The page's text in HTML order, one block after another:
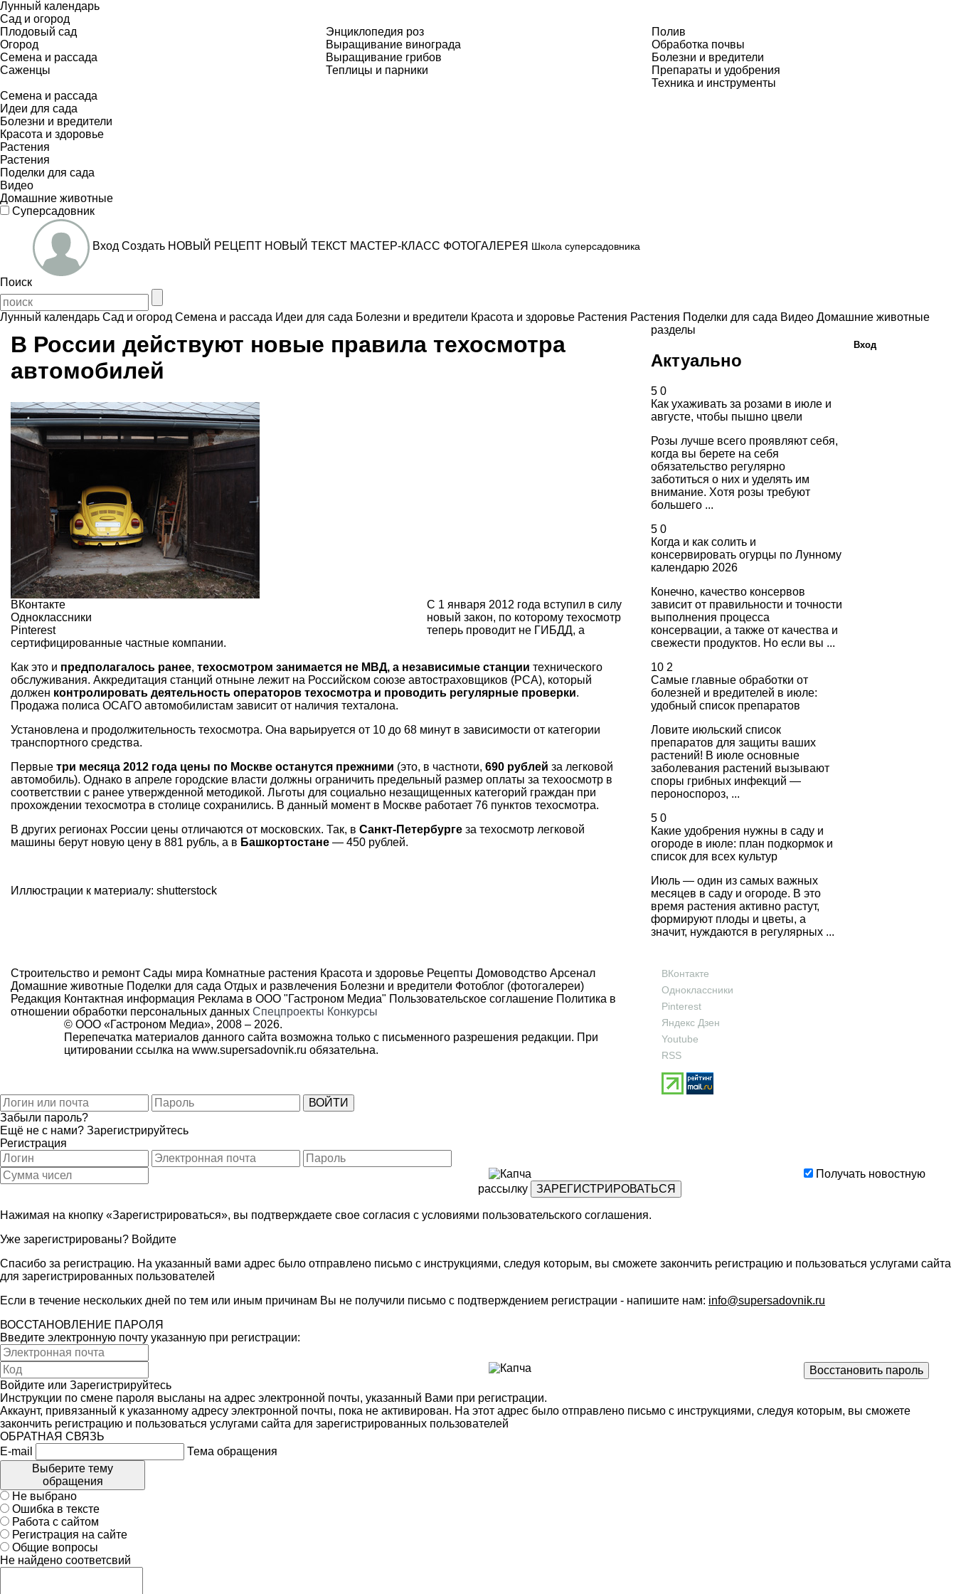
Лунный календарь
Сад и огород
Плодовый сад
Огород
Семена и рассада
Саженцы
Энциклопедия роз
Выращивание винограда
Выращивание грибов
Теплицы и парники
Полив
Обработка почвы
Болезни и вредители
Препараты и удобрения
Техника и инструменты
Семена и рассада
Идеи для сада
Болезни и вредители
Красота и здоровье
Растения
Растения
Поделки для сада
Видео
Домашние животные
Суперсадовник
Вход Создать НОВЫЙ РЕЦЕПТ НОВЫЙ ТЕКСТ МАСТЕР-КЛАСС ФОТОГАЛЕРЕЯ Школа суперсадовника
Поиск
Лунный календарь Сад и огород Семена и рассада Идеи для сада Болезни и вредители Красота и здоровье Растения Растения Поделки для сада Видео Домашние животные
В России действуют новые правила техосмотра
автомобилей
ВКонтакте
Одноклассники
Pinterest
С 1 января 2012 года вступил в силу
новый закон, по которому техосмотр
теперь проводит не ГИБДД, а
сертифицированные частные компании.
Как это и предполагалось ранее, техосмотром занимается не МВД, а независимые станции технического
обслуживания. Аккредитация станций отныне лежит на Российском союзе автостраховщиков (РСА), который
должен контролировать деятельность операторов техосмотра и проводить регулярные проверки.
Продажа полиса ОСАГО автомобилистам зависит от наличия техталона.
Установлена и продолжительность техосмотра. Она варьируется от 10 до 68 минут в зависимости от категории
транспортного средства.
Первые три месяца 2012 года цены по Москве останутся прежними (это, в частноти, 690 рублей за легковой
автомобиль). Однако в апреле городские власти должны ограничить предельный размер оплаты за техоосмотр в
соответствии с ранее утвержденной методикой. Льготы для социально незащищенных категорий граждан при
прохождении техосмотра в столице сохранились. В данный момент в Москве работает 76 пунктов техосмотра.
В других регионах России цены отличаются от московских. Так, в Санкт-Петербурге за техосмотр легковой
машины берут новую цену в 881 рубль, а в Башкортостане — 450 рублей.
Иллюстрации к материалу: shutterstock
разделы
Актуально
5 0
Как ухаживать за розами в июле и
августе, чтобы пышно цвели
Розы лучше всего проявляют себя,
когда вы берете на себя
обязательство регулярно
заботиться о них и уделять им
внимание. Хотя розы требуют
большего ...
5 0
Когда и как солить и
консервировать огурцы по Лунному
календарю 2026
Конечно, качество консервов
зависит от правильности и точности
выполнения процесса
консервации, а также от качества и
свежести продуктов. Но если вы ...
10 2
Самые главные обработки от
болезней и вредителей в июле:
удобный список препаратов
Ловите июльский список
препаратов для защиты ваших
растений! В июле основные
заболевания растений вызывают
споры грибных инфекций —
пероноспороз, ...
5 0
Какие удобрения нужны в саду и
огороде в июле: план подкормок и
список для всех культур
Июль — один из самых важных
месяцев в саду и огороде. В это
время растения активно растут,
формируют плоды и цветы, а
значит, нуждаются в регулярных ...
Строительство и ремонт Сады мира Комнатные растения Красота и здоровье Рецепты Домоводство Арсенал
Домашние животные Поделки для сада Отдых и развлечения Болезни и вредители Фотоблог (фотогалереи)
Редакция Контактная информация Реклама в ООО "Гастроном Медиа" Пользовательское соглашение Политика в
отношении обработки персональных данных Спецпроекты Конкурсы
© ООО «Гастроном Медиа», 2008 – 2026.
Перепечатка материалов данного сайта возможна только с письменного разрешения редакции. При
цитировании ссылка на www.supersadovnik.ru обязательна.
ВКонтакте
Одноклассники
Pinterest
Яндекс Дзен
Youtube
RSS
Вход
Забыли пароль?
Ещё не с нами? Зарегистрируйтесь
Регистрация
Получать новостную
рассылку
Нажимая на кнопку «Зарегистрироваться», вы подтверждаете свое согласия с условиями пользовательского соглашения.
Уже зарегистрированы? Войдите
Спасибо за регистрацию. На указанный вами адрес было отправлено письмо с инструкциями, следуя которым, вы сможете закончить регистрацию и пользоваться услугами сайта
для зарегистрированных пользователей
Если в течение нескольких дней по тем или иным причинам Вы не получили письмо с подтверждением регистрации - напишите нам: info@supersadovnik.ru
ВОССТАНОВЛЕНИЕ ПАРОЛЯ
Введите электронную почту указанную при регистрации:
Войдите или Зарегистрируйтесь
Инструкции по смене пароля высланы на адрес электронной почты, указанный Вами при регистрации.
Аккаунт, привязанный к указанному адресу электронной почты, пока не активирован. На этот адрес было отправлено письмо с инструкциями, следуя которым, вы сможете
закончить регистрацию и пользоваться услугами сайта для зарегистрированных пользователей
ОБРАТНАЯ СВЯЗЬ
E-mail
Тема обращения
Выберите тему
обращения
Не выбрано
Ошибка в тексте
Работа с сайтом
Регистрация на сайте
Общие вопросы
Не найдено соответсвий